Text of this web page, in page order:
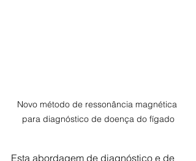
Novo método de ressonância magnética
para diagnóstico de doença do fígado
Esta abordagem de diagnóstico e de